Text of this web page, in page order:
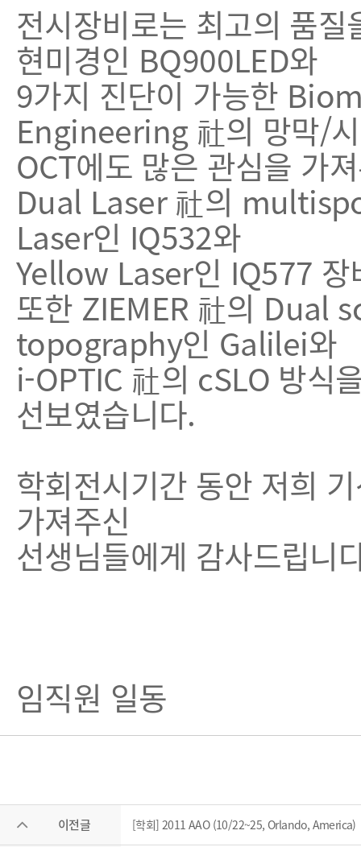
전시장비로는 최고의 품
현미경인 BQ900LED와
9가지 진단이 가능한
Engineering 社의 망막/
OCT에도 많은 관심을 가
Dual Laser 社의
Laser인 IQ532와
Yellow Laser인 IQ577 장
또한 ZIEMER 社의 Dual
topography인 Galilei와
i-OPTIC 社의 cSLO 방식
선보였습니다.
학회전시기간 동안 저희
가져주신
선생님들에게 감사드립니
임직원 일동
이전글 [학회] 2011 AAO (10/22~25, Orlando, America)